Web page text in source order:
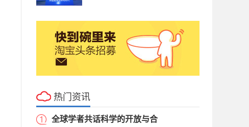
热门资讯
全球学者共话科学的开放与合